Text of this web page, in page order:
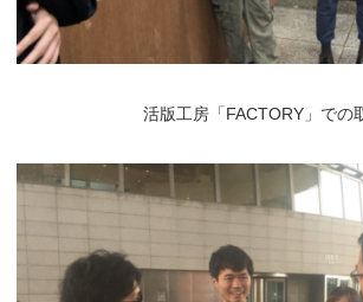
活版工房「FACTORY」での